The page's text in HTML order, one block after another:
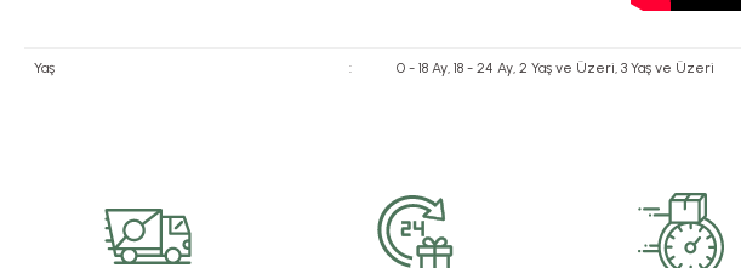
Yaş : 0 - 18 Ay, 18 - 24 Ay, 2 Yaş ve Üzeri, 3 Yaş ve Üzeri
Ürün resmi kalitesiz, bozuk veya görüntülenemiyor.
Ürün açıklamasında eksik bilgiler bulunuyor.